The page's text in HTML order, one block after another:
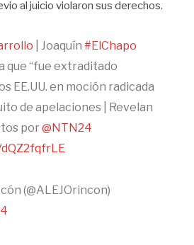
al juicio violaron sus derechos.
| Joaquín #ElChapo
que “fue extraditado
EE.UU. en moción radicada
de apelaciones | Revelan
por@NTN24
(@ALEJOrincon)